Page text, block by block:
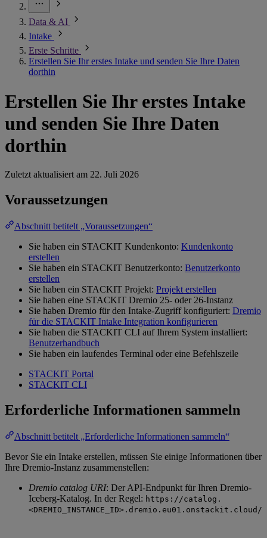
Data & AI
Intake
Erste Schritte
Erstellen Sie Ihr erstes Intake und senden Sie Ihre Daten
dorthin
Erstellen Sie Ihr erstes Intake
und senden Sie Ihre Daten
dorthin
Zuletzt aktualisiert am 22. Juli 2026
Voraussetzungen
Abschnitt betitelt „Voraussetzungen“
Sie haben ein STACKIT Kundenkonto: Kundenkonto
erstellen
Sie haben ein STACKIT Benutzerkonto: Benutzerkonto
erstellen
Sie haben ein STACKIT Projekt: Projekt erstellen
Sie haben eine STACKIT Dremio 25- oder 26-Instanz
Sie haben Dremio für den Intake-Zugriff konfiguriert: Dremio
für die STACKIT Intake Integration konfigurieren
Sie haben die STACKIT CLI auf Ihrem System installiert:
Benutzerhandbuch
Sie haben ein laufendes Terminal oder eine Befehlszeile
STACKIT Portal
STACKIT CLI
Erforderliche Informationen sammeln
Abschnitt betitelt „Erforderliche Informationen sammeln“
Bevor Sie ein Intake erstellen, müssen Sie einige Informationen über
Ihre Dremio-Instanz zusammenstellen:
Dremio catalog URI: Der API-Endpunkt für Ihren Dremio-
Iceberg-Katalog. In der Regel: https://catalog.
<DREMIO_INSTANCE_ID>.dremio.eu01.onstackit.cloud/